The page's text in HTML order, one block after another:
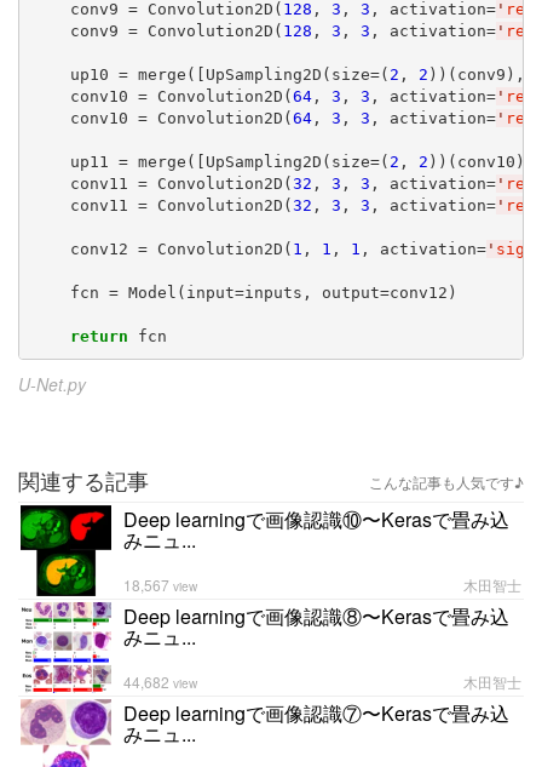
    conv9 = Convolution2D(
128 , 3 , 3 , activation='
    conv9 = Convolution2D(
128 , 3 , 3 , activation='
    up10 = merge([UpSampling2D(size=(
2 , 2 ))(conv9),
    conv10 = Convolution2D(
64, 3 , 3 , activation='
    conv10 = Convolution2D(
64, 3 , 3 , activation='
    up11 = merge([UpSampling2D(size=(
2 , 2 ))(conv10),
    conv11 = Convolution2D(
32 , 3 , 3 , activation='
    conv11 = Convolution2D(
32 , 3 , 3 , activation='
    conv12 = Convolution2D(
1 , 1 , 1 , activation='
    fcn = Model(input=inputs, output=conv12)
return fcn
U-Net.py
関連する記事 こんな記事も人気です♪
Deep learningで画像認識⑩〜Kerasで畳み込
みニュ...
木田智士
18,567 view
Deep learningで画像認識⑧〜Kerasで畳み込
みニュ...
木田智士
44,682 view
Deep learningで画像認識⑦〜Kerasで畳み込
みニュ...